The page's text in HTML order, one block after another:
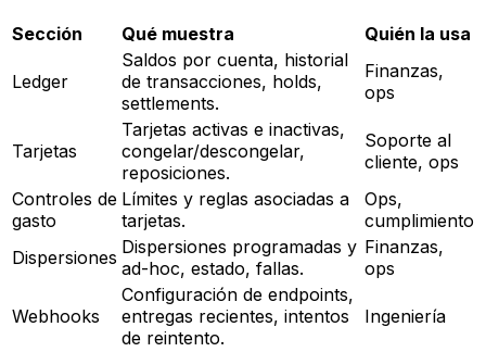
Sección Qué muestra Quién la usa
Ledger
Saldos por cuenta, historial
de transacciones, holds,
settlements.
Finanzas,
ops
Tarjetas
Tarjetas activas e inactivas,
congelar/descongelar,
reposiciones.
Soporte al
cliente, ops
Controles de
gasto
Límites y reglas asociadas a
tarjetas.
Ops,
cumplimiento
Dispersiones Dispersiones programadas y
ad-hoc, estado, fallas.
Finanzas,
ops
Webhooks
Configuración de endpoints,
entregas recientes, intentos
de reintento.
Ingeniería